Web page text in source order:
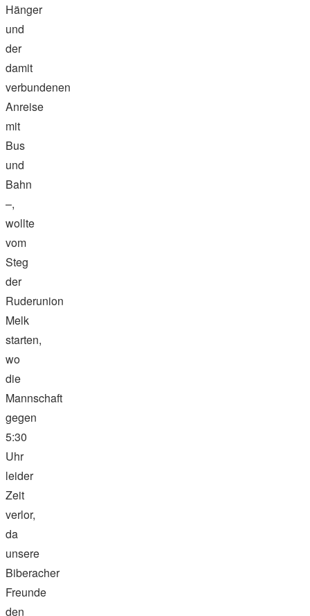
Hänger
und
der
damit
verbundenen
Anreise
mit
Bus
und
Bahn
–,
wollte
vom
Steg
der
Ruderunion
Melk
starten,
wo
die
Mannschaft
gegen
5:30
Uhr
leider
Zeit
verlor,
da
unsere
Biberacher
Freunde
den